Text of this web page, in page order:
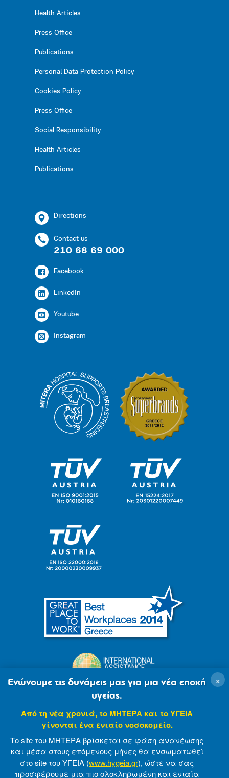
Health Articles
Press Office
Publications
Personal Data Protection Policy
Cookies Policy
Press Office
Social Responsibility
Health Articles
Publications
Directions
Contact us
210 68 69 000
Facebook
LinkedIn
Youtube
Instagram
© 2007-2021 MITERA S.A Privacy Policy
×
Ενώνουμε τις δυνάμεις μας για μια νέα εποχή
υγείας.
Από τη νέα χρονιά, το ΜΗΤΕΡΑ και το ΥΓΕΙΑ
γίνονται ένα ενιαίο νοσοκομείο.
Το site του ΜΗΤΕΡΑ βρίσκεται σε φάση ανανέωσης
και μέσα στους επόμενους μήνες θα ενσωματωθεί
στο site του ΥΓΕΙΑ (www.hygeia.gr), ώστε να σας
προσφέρουμε μια πιο ολοκληρωμένη και ενιαία